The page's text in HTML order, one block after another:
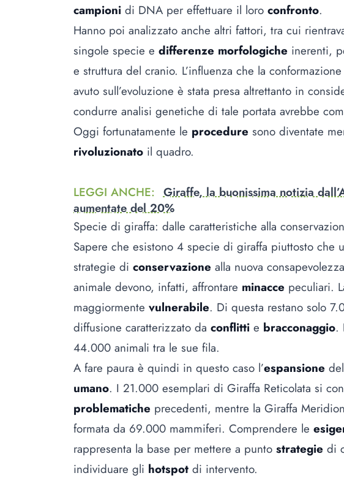
campioni di DNA per effettuare il loro confronto.
Hanno poi analizzato anche altri fattori, tra cui
singole specie e differenze morfologiche inerenti,
e struttura del cranio. L’influenza che la
avuto sull’evoluzione è stata presa altrettanto in
condurre analisi genetiche di tale portata avrebbe
Oggi fortunatamente le procedure sono diventate
rivoluzionato il quadro.
LEGGI ANCHE: Giraffe, la buonissima notizia
aumentate del 20%
Specie di giraffa: dalle caratteristiche alla
Sapere che esistono 4 specie di giraffa piuttosto che
strategie di conservazione alla nuova
animale devono, infatti, affrontare minacce peculiari.
maggiormente vulnerabile. Di questa restano solo
diffusione caratterizzato da conflitti e bracconaggio.
44.000 animali tra le sue fila.
A fare paura è quindi in questo caso l’espansione
umano. I 21.000 esemplari di Giraffa Reticolata si
problematiche precedenti, mentre la Giraffa
formata da 69.000 mammiferi. Comprendere le
rappresenta la base per mettere a punto strategie di
individuare gli hotspot di intervento.